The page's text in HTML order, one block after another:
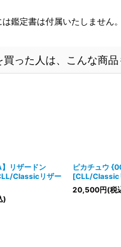
鑑定書は付属いたしません。
買った人は、こんな商
】リザードン
Classicリザー
)
ピカチュウ
[CLL/Classic
20,500円(税